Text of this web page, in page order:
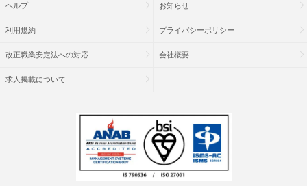
ヘルプ お知らせ
利用規約 プライバシーポリシー
改正職業安定法への対応 会社概要
求人掲載について